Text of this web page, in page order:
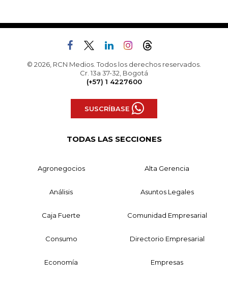
© 2026, RCN Medios. Todos los derechos reservados.
Cr. 13a 37-32, Bogotá
(+57) 1 4227600
SUSCRÍBASE
TODAS LAS SECCIONES
Agronegocios Alta Gerencia
Análisis Asuntos Legales
Caja Fuerte Comunidad Empresarial
Consumo Directorio Empresarial
Economía Empresas